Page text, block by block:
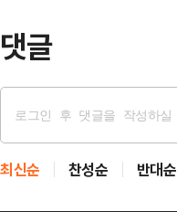
댓글
최신순 찬성순 반대순